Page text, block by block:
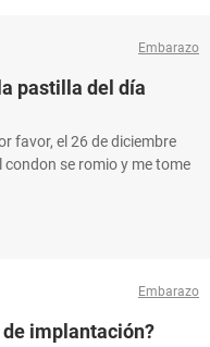
Embarazo
pastilla del día
favor, el 26 de diciembre
condon se romio y me tome
Embarazo
implantación?